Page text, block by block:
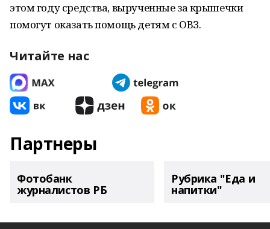
этом году средства, вырученные за крышечки
помогут оказать помощь детям с ОВЗ.
Читайте нас
Партнеры
Фотобанк
журналистов РБ
Рубрика "Еда и
напитки"